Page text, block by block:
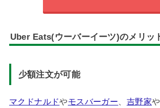
Uber Eats(ウーバーイーツ)のメリッ
少額注文が可能
マクドナルドやモスバーガー 吉野家や